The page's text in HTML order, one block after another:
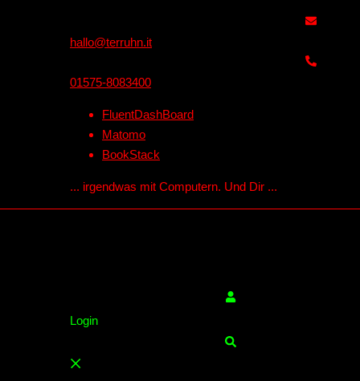
hallo@terruhn.it
01575-8083400
FluentDashBoard
Matomo
BookStack
... irgendwas mit Computern. Und Dir ...
LoginSearch